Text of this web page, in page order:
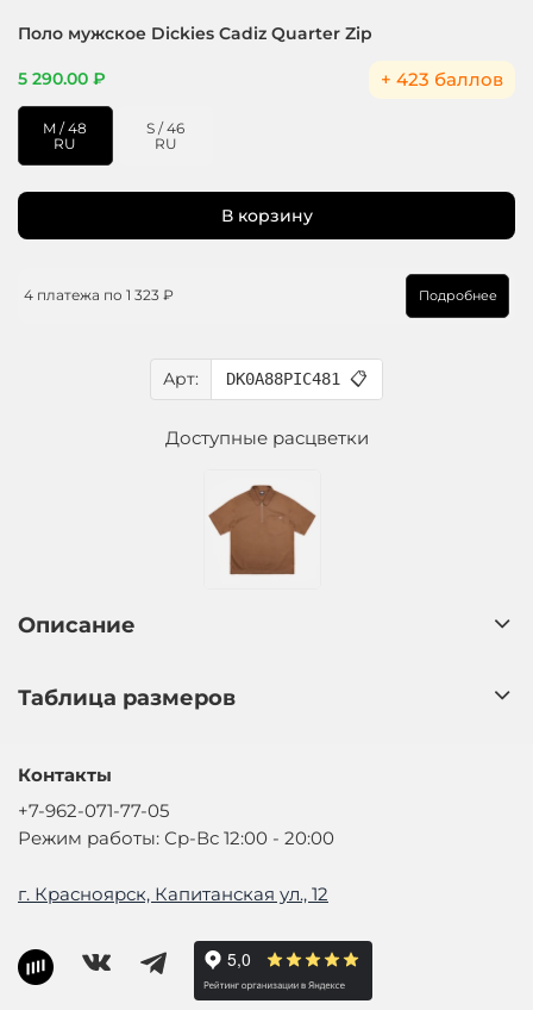
Поло мужское Dickies Cadiz Quarter Zip
5 290.00 ₽ + 423 баллов
Арт: DK0A88PIC481 📋
В корзину
4 платежа по 1 323 ₽ Подробнее
M / 48
RU
S / 46
RU
Доступные расцветки
Описание
Таблица размеров
Контакты
+7-962-071-77-05
Режим работы: Ср-Вс 12:00 - 20:00
г. Красноярск, Капитанская ул., 12